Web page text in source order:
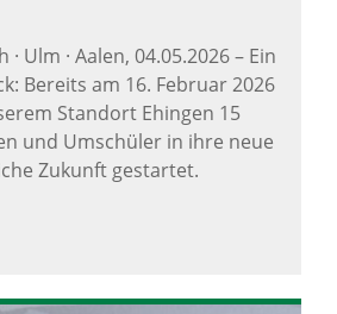
Ulm · Aalen, 04.05.2026– Ein
Bereits am 16. Februar 2026
Standort Ehingen 15
und Umschüler in ihre neue
Zukunft gestartet.